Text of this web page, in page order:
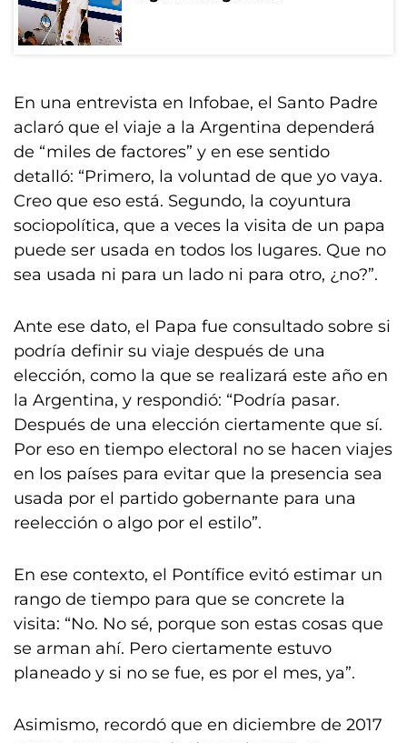
En una entrevista en Infobae, el Santo Padre
aclaró que el viaje a la Argentina dependerá
de “miles de factores” y en ese sentido
detalló: “Primero, la voluntad de que yo vaya.
Creo que eso está. Segundo, la coyuntura
sociopolítica, que a veces la visita de un papa
puede ser usada en todos los lugares. Que no
sea usada ni para un lado ni para otro, ¿no?”.
Ante ese dato, el Papa fue consultado sobre si
podría definir su viaje después de una
elección, como la que se realizará este año en
la Argentina, y respondió: “Podría pasar.
Después de una elección ciertamente que sí.
Por eso en tiempo electoral no se hacen viajes
en los países para evitar que la presencia sea
usada por el partido gobernante para una
reelección o algo por el estilo”.
En ese contexto, el Pontífice evitó estimar un
rango de tiempo para que se concrete la
visita: “No. No sé, porque son estas cosas que
se arman ahí. Pero ciertamente estuvo
planeado y si no se fue, es por el mes, ya”.
Asimismo, recordó que en diciembre de 2017